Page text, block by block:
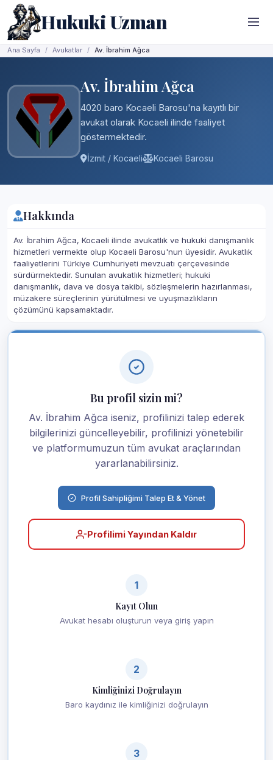
Hukuki Uzman
Ana Sayfa Avukatlar Av. İbrahim Ağca
Av. İbrahim Ağca
4020 baro Kocaeli Barosu'na kayıtlı bir
avukat olarak Kocaeli ilinde faaliyet
göstermektedir.
İzmit / Kocaeli Kocaeli Barosu
Hakkında
Av. İbrahim Ağca, Kocaeli ilinde avukatlık ve hukuki danışmanlık
hizmetleri vermekte olup Kocaeli Barosu'nun üyesidir. Avukatlık
faaliyetlerini Türkiye Cumhuriyeti mevzuatı çerçevesinde
sürdürmektedir. Sunulan avukatlık hizmetleri; hukuki
danışmanlık, dava ve dosya takibi, sözleşmelerin hazırlanması,
müzakere süreçlerinin yürütülmesi ve uyuşmazlıkların
çözümünü kapsamaktadır.
Bu profil sizin mi?
Av. İbrahim Ağca iseniz, profilinizi talep ederek
bilgilerinizi güncelleyebilir, profilinizi yönetebilir
ve platformumuzun tüm avukat araçlarından
yararlanabilirsiniz.
Profil Sahipliğimi Talep Et & Yönet
Profilimi Yayından Kaldır
1
Kayıt Olun
Avukat hesabı oluşturun veya giriş yapın
2
Kimliğinizi Doğrulayın
Baro kaydınız ile kimliğinizi doğrulayın
3